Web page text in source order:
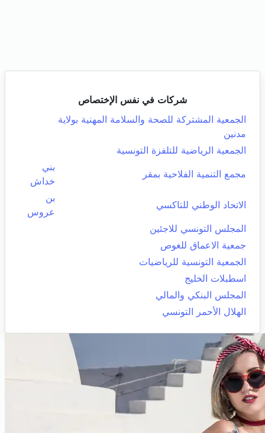
شركات في نفس الإختصاص
الجمعية المشتركة للصحة والسلامة المهنية بولاية
مدنين
الجمعية الرياضية للتلفزة التونسية
مجمع التنمية الفلاحية بمقر
بني
خداش
الاتحاد الوطني للتاكسي
بن
عروس
المجلس التونسي للاجئين
جمعية الاعماق للغوص
الجمعية التونسية للرياضيات
اسطبلات الخليج
المجلس البنكي والمالي
الهلال الأحمر التونسي